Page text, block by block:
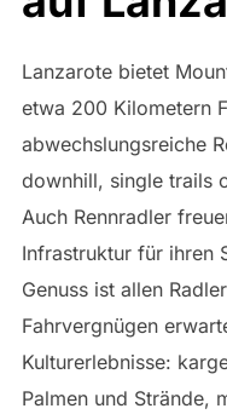
Lanzarote bietet
etwa 200 Kilometern
abwechslungsreiche
downhill, single trails
Auch Rennradler
Infrastruktur für ihren
Genuss ist allen
Fahrvergnügen
Kulturerlebnisse:
Palmen und Strände,